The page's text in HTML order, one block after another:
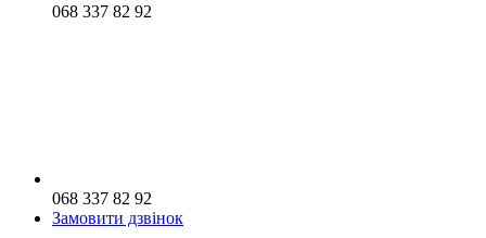
068 337 82 92
068 337 82 92
Замовити дзвінок